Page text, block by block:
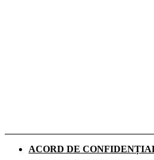
ACORD DE